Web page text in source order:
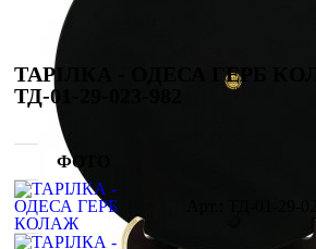
ТАРІЛКА - ОДЕСА ГЕРБ
ТД-01-29-023-982
ФОТО
ТД-01-29-